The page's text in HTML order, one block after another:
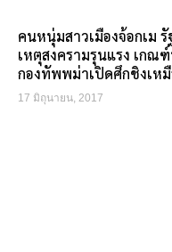
คนหนุ่มสาวเมืองจ้อกเม
เหตุสงครามรุนแรง เกณ
กองทัพพม่าเปิดศึกชิงเห
17 มิถุนายน, 2017